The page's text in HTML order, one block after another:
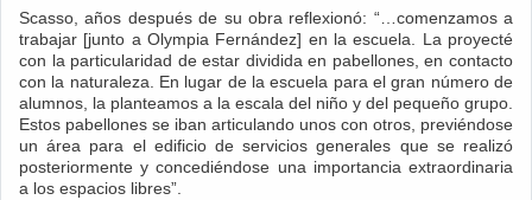
Scasso, años después de su obra reflexionó: “…comenzamos a
trabajar [junto a Olympia Fernández] en la escuela. La proyecté
con la particularidad de estar dividida en pabellones, en contacto
con la naturaleza. En lugar de la escuela para el gran número de
alumnos, la planteamos a la escala del niño y del pequeño grupo.
Estos pabellones se iban articulando unos con otros, previéndose
un área para el edificio de servicios generales que se realizó
posteriormente y concediéndose una importancia extraordinaria
a los espacios libres”.